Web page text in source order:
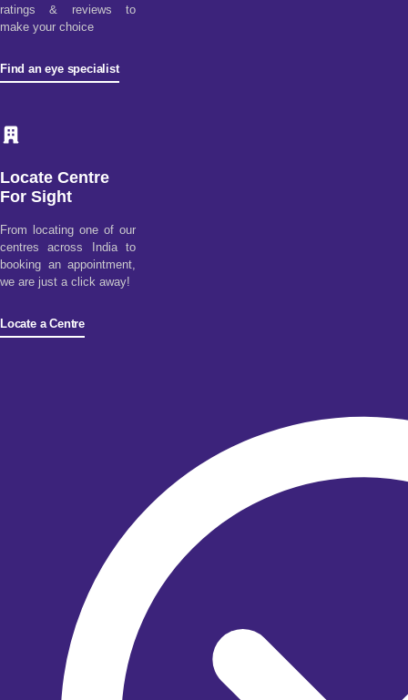
ratings & reviews to
make your choice
Find an eye specialist
Locate Centre
For Sight
From locating one of our
centres across India to
booking an appointment,
we are just a click away!
Locate a Centre